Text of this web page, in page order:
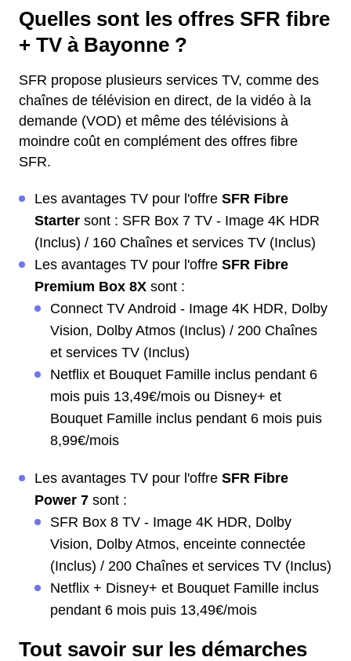
Quelles sont les offres SFR fibre
+ TV à Bayonne ?
SFR propose plusieurs services TV, comme des
chaînes de télévision en direct, de la vidéo à la
demande (VOD) et même des télévisions à
moindre coût en complément des offres fibre
SFR.
Les avantages TV pour l'offre SFR Fibre
Starter sont : SFR Box 7 TV - Image 4K HDR
(Inclus) / 160 Chaînes et services TV (Inclus)
Les avantages TV pour l'offre SFR Fibre
Premium Box 8X sont :
Connect TV Android - Image 4K HDR, Dolby
Vision, Dolby Atmos (Inclus) / 200 Chaînes
et services TV (Inclus)
Netflix et Bouquet Famille inclus pendant 6
mois puis 13,49€/mois ou Disney+ et
Bouquet Famille inclus pendant 6 mois puis
8,99€/mois
Les avantages TV pour l'offre SFR Fibre
Power 7 sont :
SFR Box 8 TV - Image 4K HDR, Dolby
Vision, Dolby Atmos, enceinte connectée
(Inclus) / 200 Chaînes et services TV (Inclus)
Netflix + Disney+ et Bouquet Famille inclus
pendant 6 mois puis 13,49€/mois
Tout savoir sur les démarches